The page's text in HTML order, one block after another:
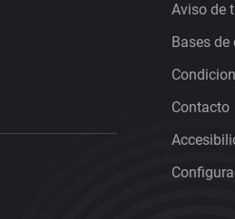
Aviso de
Bases
Contacto